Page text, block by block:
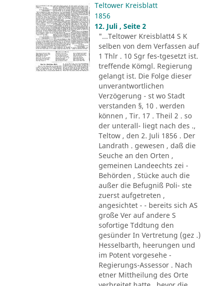
Teltower Kreisblatt
1856
12. Juli , Seite 2
"...Teltower Kreisblatt4 S K
selben von dem Verfassen auf
1 Thlr . 10 Sgr fes-tgesetzt ist.
treffende Kömgl. Regierung
gelangt ist. Die Folge dieser
unverantwortlichen
Verzögerung - st wo Stadt
verstanden §, 10 . werden
können , Tir. 17 . Theil 2 . so
der unterall- liegt nach des .,
Teltow , den 2. Juli 1856 . Der
Landrath . gewesen , daß die
Seuche an den Orten ,
gemeinen Landeechts zei -
Behörden , Stücke auch die
außer die Befugniß Poli- ste
zuerst aufgetreten ,
angesichtet - - bereits sich AS
große Ver auf andere S
sofortige Tddtung den
gesünder In Vertretung (gez .)
Hesselbarth, heerungen und
im Potent vorgesehe -
Regierungs-Assessor . Nach
etner Mittheilung des Orte